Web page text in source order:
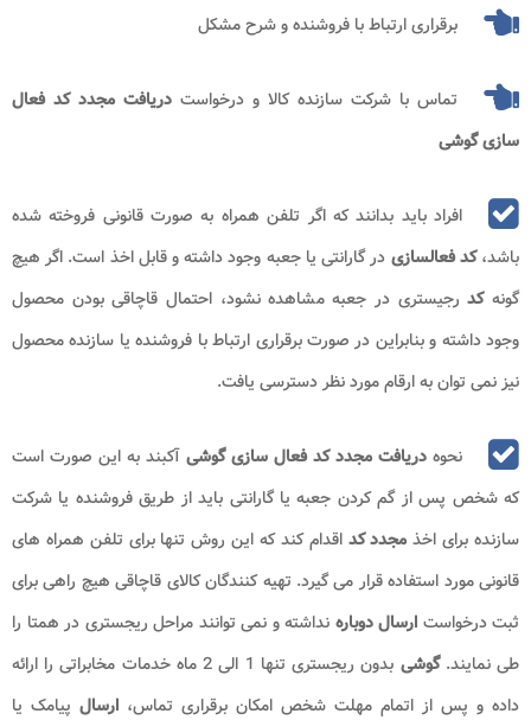
برقراری ارتباط با فروشنده و شرح مشکل
تماس با شرکت سازنده کالا و درخواست دریافت مجدد کد فعال
سازی گوشی
افراد باید بدانند که اگر تلفن همراه به صورت قانونی فروخته شده
باشد،کد فعالسازی در گارانتی یا جعبه وجود داشته و قابل اخذ است. اگر هیچ
گونهکد رجیستری در جعبه مشاهده نشود، احتمال قاچاقی بودن محصول
وجود داشته و بنابراین در صورت برقراری ارتباط با فروشنده یا سازنده محصول
نیز نمی توان به ارقام مورد نظر دسترسی یافت.
نحوه دریافت مجدد کد فعال سازی گوشی آکبند به این صورت است
که شخص پس از گم کردن جعبه یا گارانتی باید از طریق فروشنده یا شرکت
سازنده برای اخذ مجدد کداقدام کند که این روش تنها برای تلفن همراه های
قانونی مورد استفاده قرار می گیرد. تهیه کنندگان کالای قاچاقی هیچ راهی برای
ثبت درخواست ارسال دوباره نداشته و نمی توانند مراحل ریجستری در همتا را
طی نمایند.گوشی
بدون ریجستری تنها 1 الی 2 ماه خدمات مخابراتی را ارائه
داده و پس از اتمام مهلت شخص امکان برقراری تماس، ارسال پیامک یا